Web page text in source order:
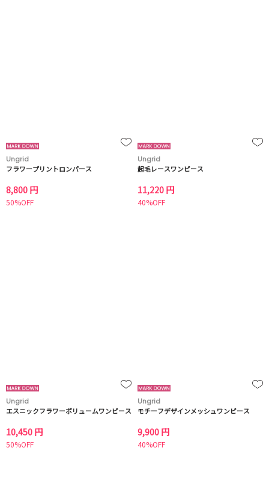
Ungrid
フラワープリントロンパース
8,800 円
50%OFF
Ungrid
起毛レースワンピース
11,220 円
40%OFF
Ungrid
エスニックフラワーボリュームワンピース
10,450 円
50%OFF
Ungrid
モチーフデザインメッシュワンピース
9,900 円
40%OFF